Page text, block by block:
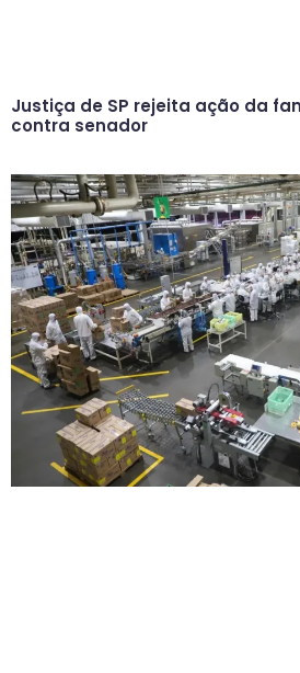
Justiça de SP rejeita ação da
contra senador